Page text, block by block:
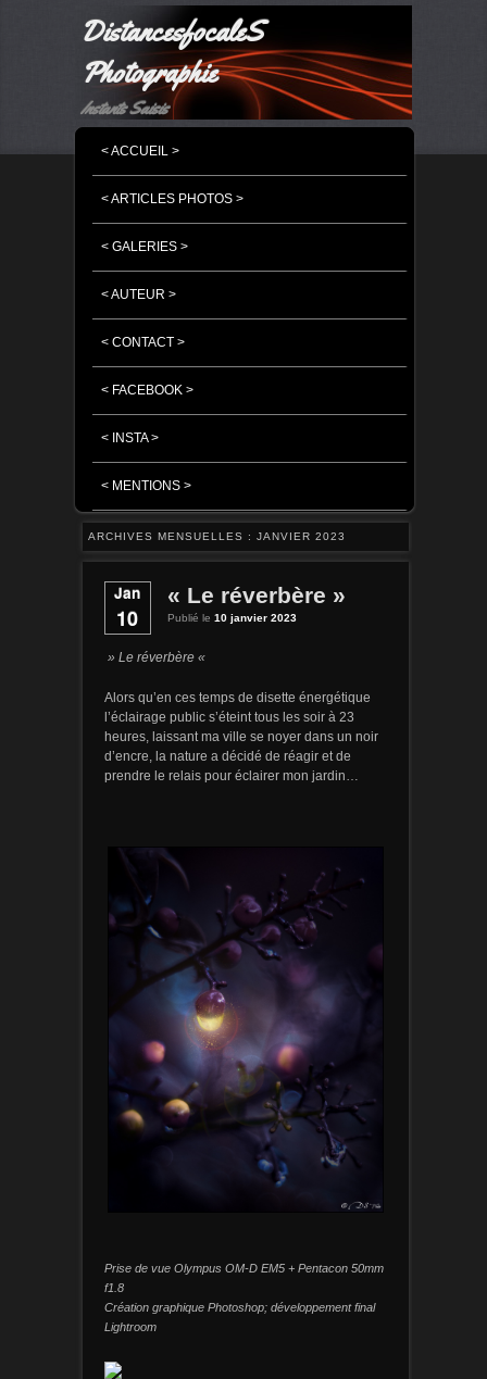
DistancesfocaleS
Photographie
Instants Saisis
MASQUER LA NAVIGATION PRINCIPALE
MASQUER LA NAVIGATION SECONDAIRE
< ACCUEIL >
< ARTICLES PHOTOS >
< GALERIES >
< AUTEUR >
< CONTACT >
< FACEBOOK >
< INSTA >
< MENTIONS >
ARCHIVES MENSUELLES : JANVIER 2023
Jan
10
« Le réverbère »
Publié le 10 janvier 2023
» Le réverbère «
Alors qu’en ces temps de disette énergétique
l’éclairage public s’éteint tous les soir à 23
heures, laissant ma ville se noyer dans un noir
d’encre, la nature a décidé de réagir et de
prendre le relais pour éclairer mon jardin…
Prise de vue Olympus OM-D EM5 + Pentacon 50mm
f1.8
Création graphique Photoshop; développement final
Lightroom